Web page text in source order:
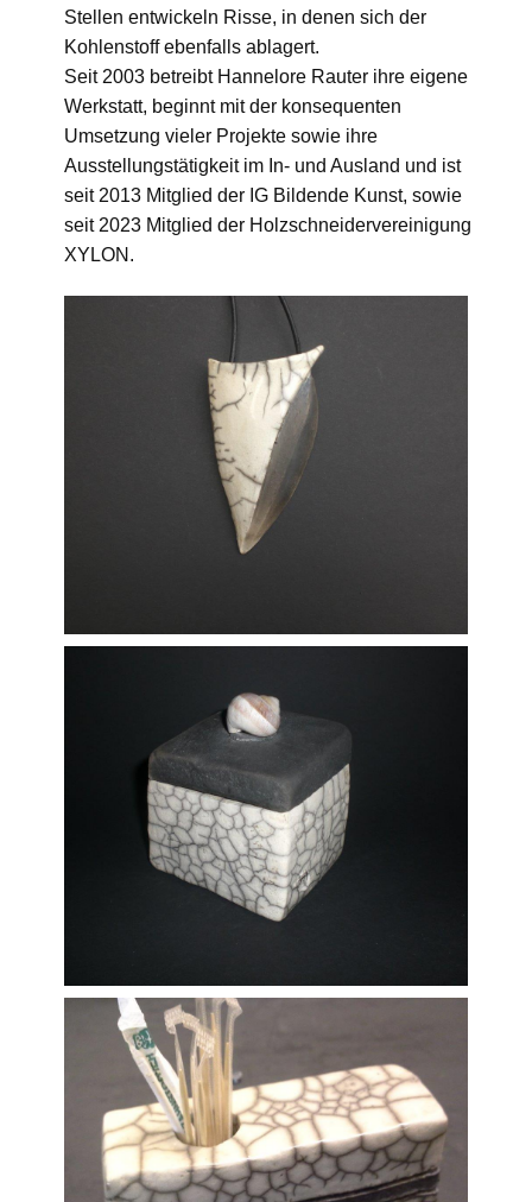
Stellen entwickeln Risse, in denen sich der
Kohlenstoff ebenfalls ablagert.
Seit 2003 betreibt Hannelore Rauter ihre eigene
Werkstatt, beginnt mit der konsequenten
Umsetzung vieler Projekte sowie ihre
Ausstellungstätigkeit im In- und Ausland und ist
seit 2013 Mitglied der IG Bildende Kunst, sowie
seit 2023 Mitglied der Holzschneidervereinigung
XYLON.